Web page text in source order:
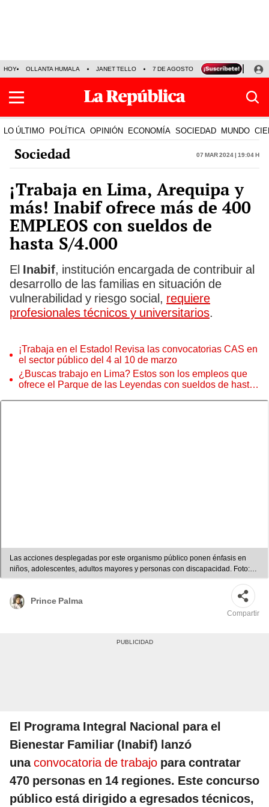
HOY OLLANTA HUMALA JANET TELLO 7 DE AGOSTO TINKA RESULTADOS
LO ÚLTIMO POLÍTICA OPINIÓN ECONOMÍA SOCIEDAD MUNDO
Sociedad 07 Mar 2024 | 19:04 h
¡Trabaja en Lima, Arequipa y
más! Inabif ofrece más de 400
EMPLEOS con sueldos de
hasta S/4.000
El Inabif, institución encargada de contribuir al
desarrollo de las familias en situación de
vulnerabilidad y riesgo social, requiere
profesionales técnicos y universitarios.
¡Trabaja en el Estado! Revisa las convocatorias CAS en
el sector público del 4 al 10 de marzo
¿Buscas trabajo en Lima? Estos son los empleos que
ofrece el Parque de las Leyendas con sueldos de hasta
Las acciones desplegadas por este organismo público ponen énfasis en
niños, adolescentes, adultos mayores y personas con discapacidad. Foto:
composición de Fabrizio Oviedo/La República/Andina
Prince Palma
Compartir
El Programa Integral Nacional para el
Bienestar Familiar (Inabif) lanzó
unaconvocatoria de trabajo para contratar
470 personas en 14 regiones. Este concurso
público está dirigido a egresados técnicos,